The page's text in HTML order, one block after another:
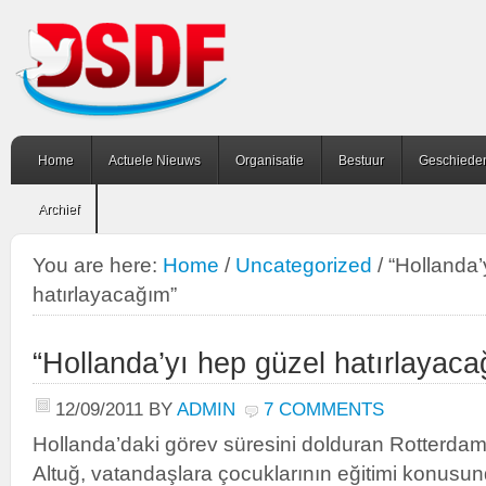
Home Actuele Nieuws Organisatie Bestuur
Archief
You are here: Home / Uncategorized /
hatırlayacağım”
“Hollanda’yı hep güzel
12/09/2011 BY ADMIN 7 COMMENTS
Hollanda’daki görev süresini dolduran
Altuğ, vatandaşlara çocuklarının eğitimi